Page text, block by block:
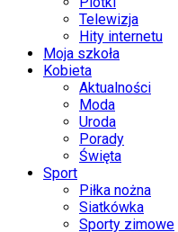
Telewizja
Hity internetu
Moja szkoła
Kobieta
Aktualności
Moda
Uroda
Porady
Święta
Sport
Piłka nożna
Siatkówka
Sporty zimowe